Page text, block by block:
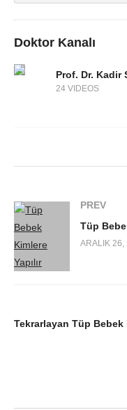
Doktor Kanalı
Prof. Dr. Kadir
24 VIDEOS
PREV
Tüp
ARALIK 26,